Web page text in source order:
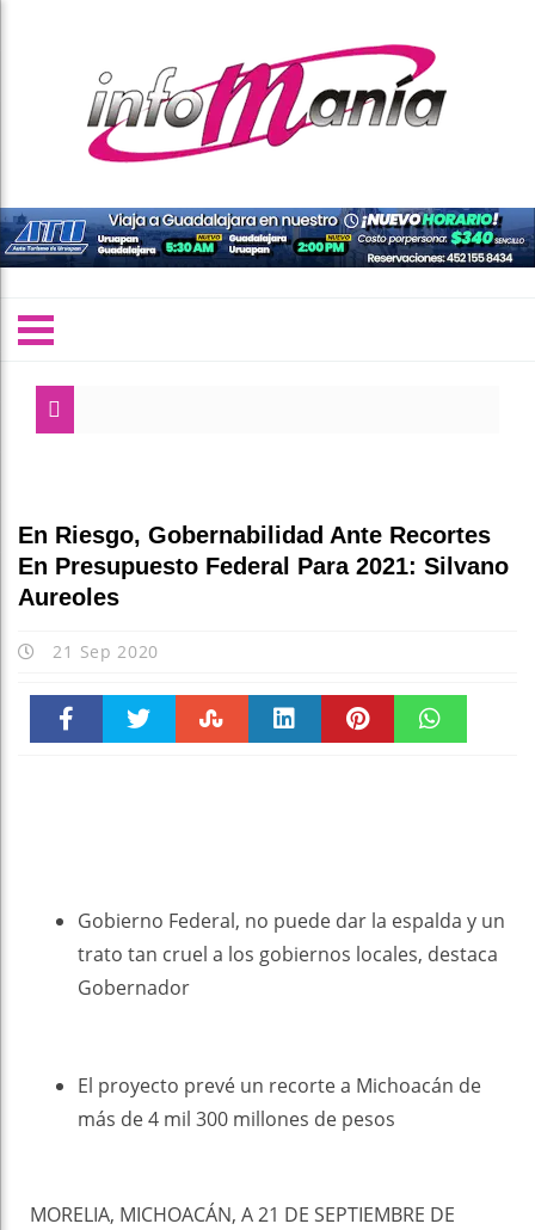
En Riesgo, Gobernabilidad Ante Recortes
En Presupuesto Federal Para 2021: Silvano
Aureoles
21 Sep 2020
Gobierno Federal, no puede dar la espalda y un
trato tan cruel a los gobiernos locales, destaca
Gobernador
El proyecto prevé un recorte a Michoacán de
más de 4 mil 300 millones de pesos
MORELIA, MICHOACÁN, A 21 DE SEPTIEMBRE DE